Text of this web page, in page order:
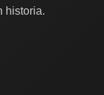
historia.